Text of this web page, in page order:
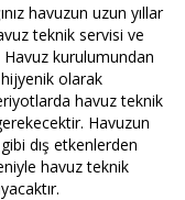
havuzun uzun yıllar
teknik servisi ve
Havuz kurulumundan
olarak
havuz teknik
Havuzun
dış etkenlerden
havuz teknik